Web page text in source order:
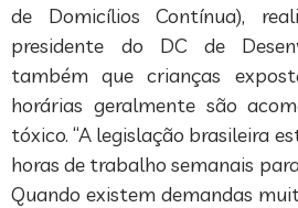
de Domicílios Contínua),
presidente do DC de
também que crianças
horárias geralmente são
tóxico. “A legislação brasileira
horas de trabalho semanais
Quando existem demandas